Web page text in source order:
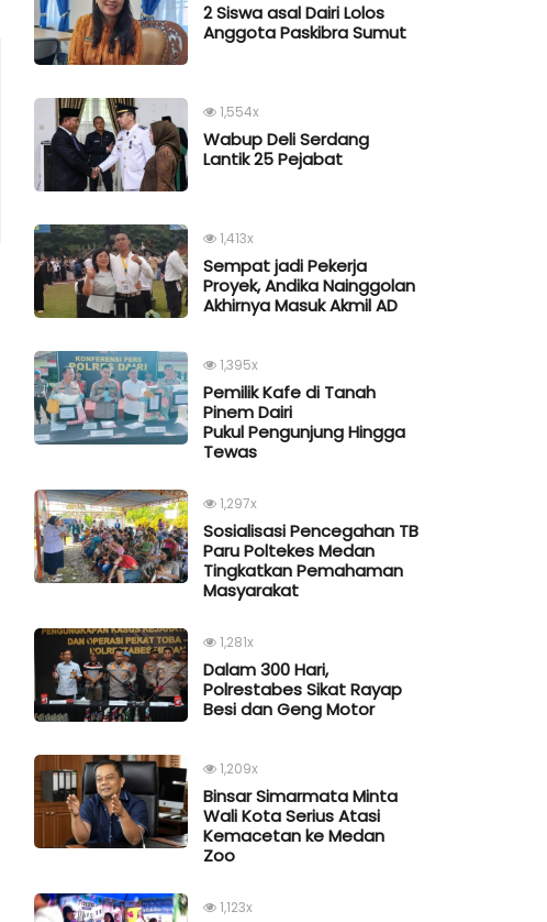
2 Siswa asal Dairi Lolos
Anggota Paskibra Sumut
1,554x
Wabup Deli Serdang
Lantik 25 Pejabat
1,413x
Sempat jadi Pekerja
Proyek, Andika Nainggolan
Akhirnya Masuk Akmil AD
1,395x
Pemilik Kafe di Tanah
Pinem Dairi
Pukul Pengunjung Hingga
Tewas
1,297x
Sosialisasi Pencegahan TB
Paru Poltekes Medan
Tingkatkan Pemahaman
Masyarakat
1,281x
Dalam 300 Hari,
Polrestabes Sikat Rayap
Besi dan Geng Motor
1,209x
Binsar Simarmata Minta
Wali Kota Serius Atasi
Kemacetan ke Medan
Zoo
1,123x